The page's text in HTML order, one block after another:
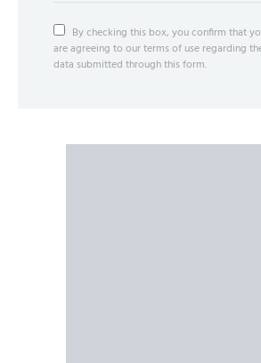
By checking this box, you confirm that
are agreeing to our terms of use regarding
data submitted through this form.